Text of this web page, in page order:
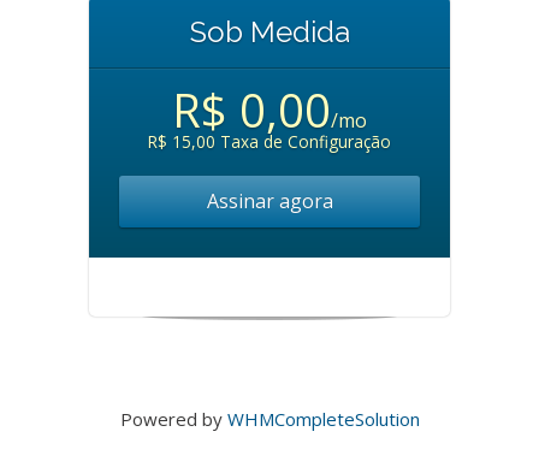
Sob Medida
R$ 0,00/mo
R$ 15,00 Taxa de Configuração
Assinar agora
Powered by WHMCompleteSolution